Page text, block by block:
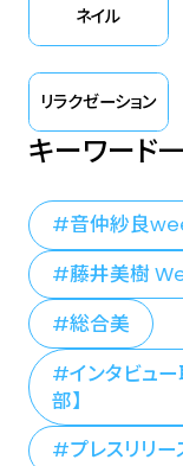
ネイル
リラクゼーション
キーワード
音仲紗良
藤井美樹
総合美
インタビュ
部】
プレスリリ